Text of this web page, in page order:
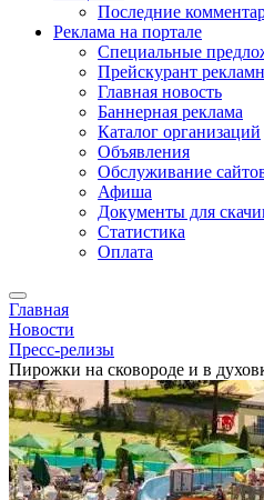
Последние
Реклама на портале
Специальные
Прейскурант
Главная новость
Баннерная реклама
Каталог организаций
Объявления
Обслуживание
Афиша
Документы для
Статистика
Оплата
Главная
Новости
Пресс-релизы
Пирожки на сковороде и в